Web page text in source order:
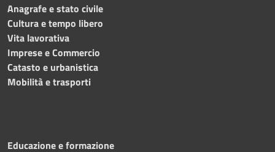
Anagrafe e stato civile
Cultura e tempo libero
Vita lavorativa
Imprese e Commercio
Catasto e urbanistica
Mobilità e trasporti
Educazione e formazione